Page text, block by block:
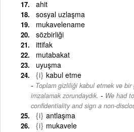
ahit
sosyal uzlaşma
mukavelename
sözbirliği
ittifak
mutabakat
uyuşma
{i} kabul etme
Toplam gizliliği kabul etmek ve
imzalamak zorundaydık. - We had
confidentiality and sign a non-
{i} antlaşma
{i} mukavele